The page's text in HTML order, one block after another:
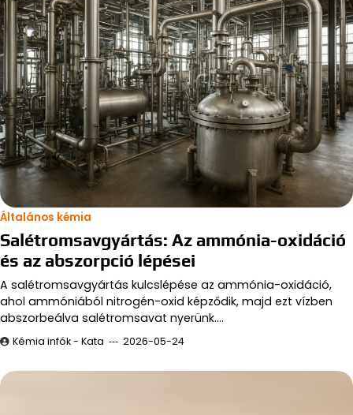
Általános kémia
Salétromsavgyártás: Az ammónia-oxidáció
és az abszorpció lépései
A salétromsavgyártás kulcslépése az ammónia-oxidáció,
ahol ammóniából nitrogén-oxid képződik, majd ezt vízben
abszorbeálva salétromsavat nyerünk.…
Kémia infók - Kata 2026-05-24